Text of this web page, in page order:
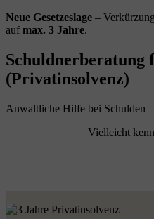
Neue Gesetzeslage –
aufmax. 3 Jahre.
Schuldnerberatung
(Privatinsolvenz)
Anwaltliche Hilfe bei Schulden
Vielleicht